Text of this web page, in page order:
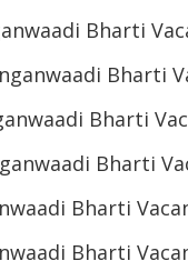
Bharti
Bharti
Bharti
Bharti
Bharti
Bharti